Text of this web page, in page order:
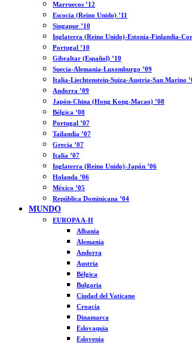
Marruecos ’12
Escocia (Reino Unido) ’11
Singapur ’10
Inglaterra (Reino Unido)-Estonia-Finlandia-
Portugal ’10
Gibraltar (Español) ’10
Suecia-Alemania-Luxemburgo ’09
Italia-Liechtenstein-Suiza-Austria-San Marino
Andorra ’09
Japón-China (Hong Kong-Macao) ’08
Bélgica ’08
Portugal ’07
Tailandia ’07
Grecia ’07
Italia ’07
Inglaterra (Reino Unido)-Japón ’06
Holanda ’06
México ’05
República Dominicana ’04
MUNDO
EUROPA A-H
Albania
Alemania
Andorra
Austria
Bélgica
Bulgaria
Ciudad del Vaticano
Croacia
Dinamarca
Eslovaquia
Eslovenia